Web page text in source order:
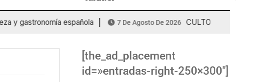
y gastronomía española 7 De Agosto De 2026 CULTO, para celebrar el fin
[the_ad_placement
id=»entradas-right-250×300″]